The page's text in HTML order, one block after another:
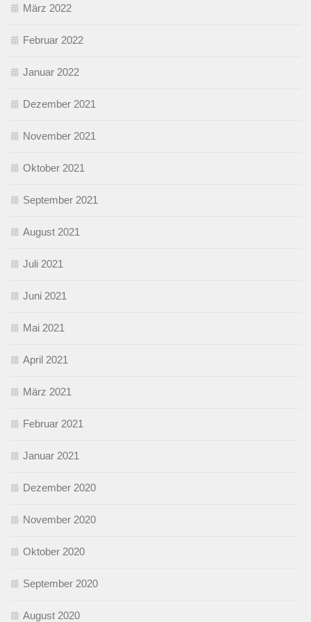
März 2022
Februar 2022
Januar 2022
Dezember 2021
November 2021
Oktober 2021
September 2021
August 2021
Juli 2021
Juni 2021
Mai 2021
April 2021
März 2021
Februar 2021
Januar 2021
Dezember 2020
November 2020
Oktober 2020
September 2020
August 2020